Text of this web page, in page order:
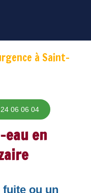
à Saint-
06 06 04
eau en
fuite ou un